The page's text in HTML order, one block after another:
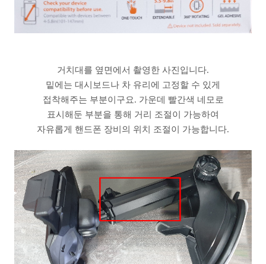
거치대를 옆면에서 촬영한 사진입니다.
밑에는 대시보드나 차 유리에 고정할 수 있게
접착해주는 부분이구요. 가운데 빨간색 네모로
표시해둔 부분을 통해 거리 조절이 가능하여
자유롭게 핸드폰 장비의 위치 조절이 가능합니다.